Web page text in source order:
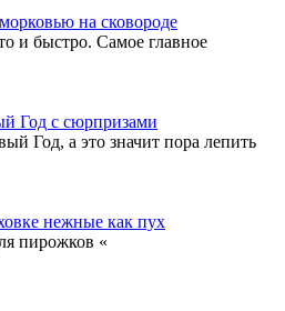
на сковороде
и быстро. Самое главное
Год с сюрпризами
Год, а это значит пора лепить
нежные как пух
пирожков «